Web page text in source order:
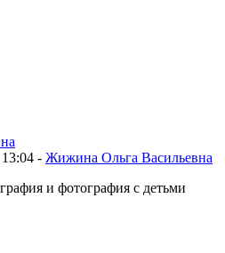
- Жижина Ольга Васильевна
и фотография с детьми